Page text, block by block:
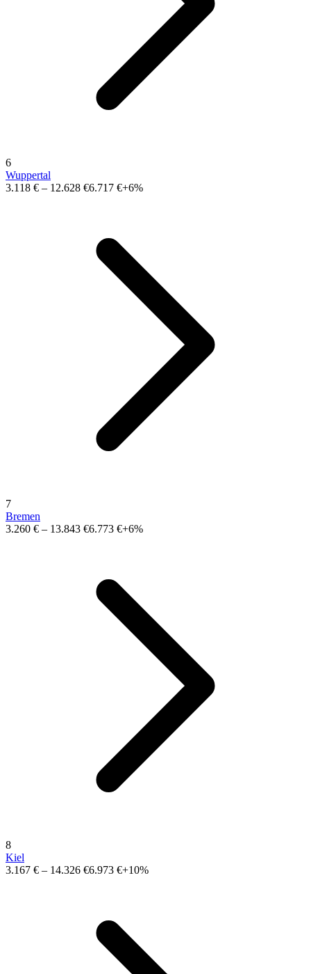
6
Wuppertal
3.118 € – 12.628 €6.717 €+6%
7
Bremen
3.260 € – 13.843 €6.773 €+6%
8
Kiel
3.167 € – 14.326 €6.973 €+10%